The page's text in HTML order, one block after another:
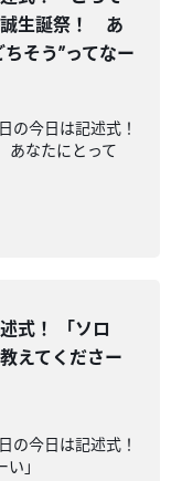
誠生誕祭！ あ
そう”ってなー
の今日は記述式！
あなたにとって
式！ 「ソロ
えてくださー
の今日は記述式！
」